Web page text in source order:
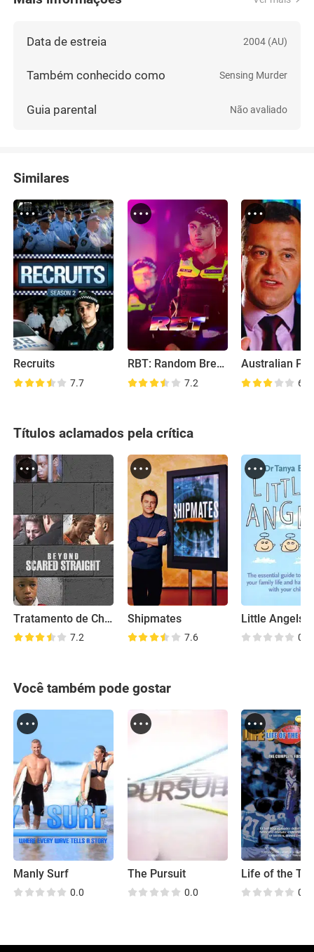
Data de estreia 2004 (AU)
Também conhecido como Sensing Murder
Guia parental Não avaliado
Similares
Recruits
7.7
RBT: Random Breath Testing
7.2
Australian
6.0
Títulos aclamados pela crítica
Tratamento de Choque
7.2
Shipmates
7.6
Little Angels
0.0
Você também pode gostar
Manly Surf
0.0
The Pursuit
0.0
Life of the
0.0